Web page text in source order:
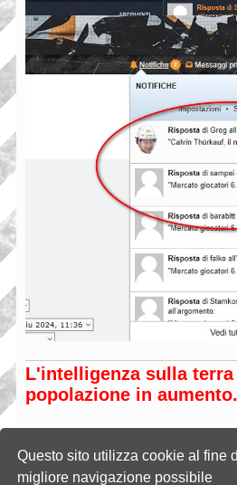
Questo sito utilizza cookie al fine
migliore navigazione possibile
L'intelligenza sulla
popolazione in aumento.
Rispondi